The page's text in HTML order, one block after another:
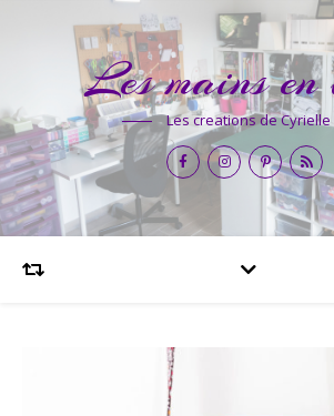
Les mains
Les creations de Cyrielle